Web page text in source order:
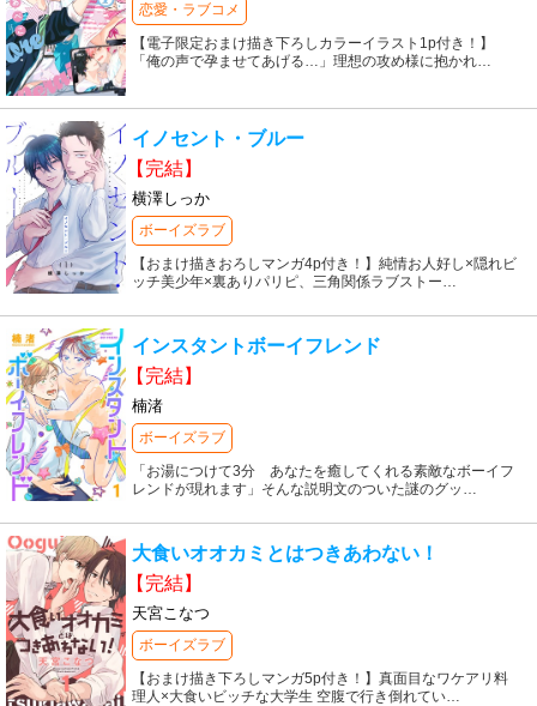
恋愛・ラブコメ
【電子限定おまけ描き下ろしカラーイラスト1p付き！】
「俺の声で孕ませてあげる…」理想の攻め様に抱かれ…
イノセント・ブルー
【完結】
横澤しっか
ボーイズラブ
【おまけ描きおろしマンガ4p付き！】純情お人好し×隠れビ
ッチ美少年×裏ありパリピ、三角関係ラブストー…
インスタントボーイフレンド
【完結】
楠渚
ボーイズラブ
「お湯につけて3分 あなたを癒してくれる素敵なボーイフ
レンドが現れます」そんな説明文のついた謎のグッ …
大食いオオカミとはつきあわない！
【完結】
天宮こなつ
ボーイズラブ
【おまけ描き下ろしマンガ5p付き！】真面目なワケアリ料
理人×大食いビッチな大学生 空腹で行き倒れてい…